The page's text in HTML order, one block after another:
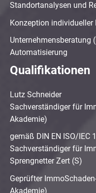
Standortanalysen und
Konzeption individueller
Unternehmensberatung
Automatisierung
Qualifikationen
Lutz Schneider
Sachverständiger für
Akademie)
gemäß DIN EN ISO/IEC
Sachverständiger für
Sprengnetter Zert (S)
Geprüfter
Akademie)